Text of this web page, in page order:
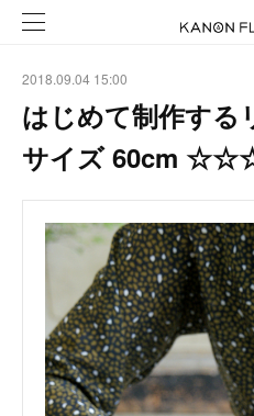
2018.09.04 15:00
はじめて制作する
サイズ 60cm